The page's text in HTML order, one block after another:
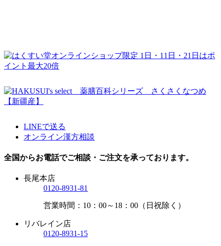
LINEで送る
オンライン漢方相談
全国からお電話でご相談・ご注文を承っております。
長尾本店
0120-8931-81
営業時間：10：00～18：00（日祝除く）
リバレイン店
0120-8931-15